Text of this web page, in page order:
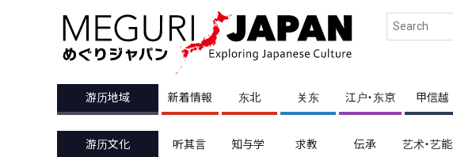
游历地域 新着情報 东北 关东 江户・东京 甲信越
游历文化 听其言 知与学 求教 伝承 艺术・艺能